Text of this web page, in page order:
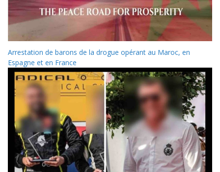
Arrestation de barons de la drogue opérant au Maroc, en
Espagne et en France